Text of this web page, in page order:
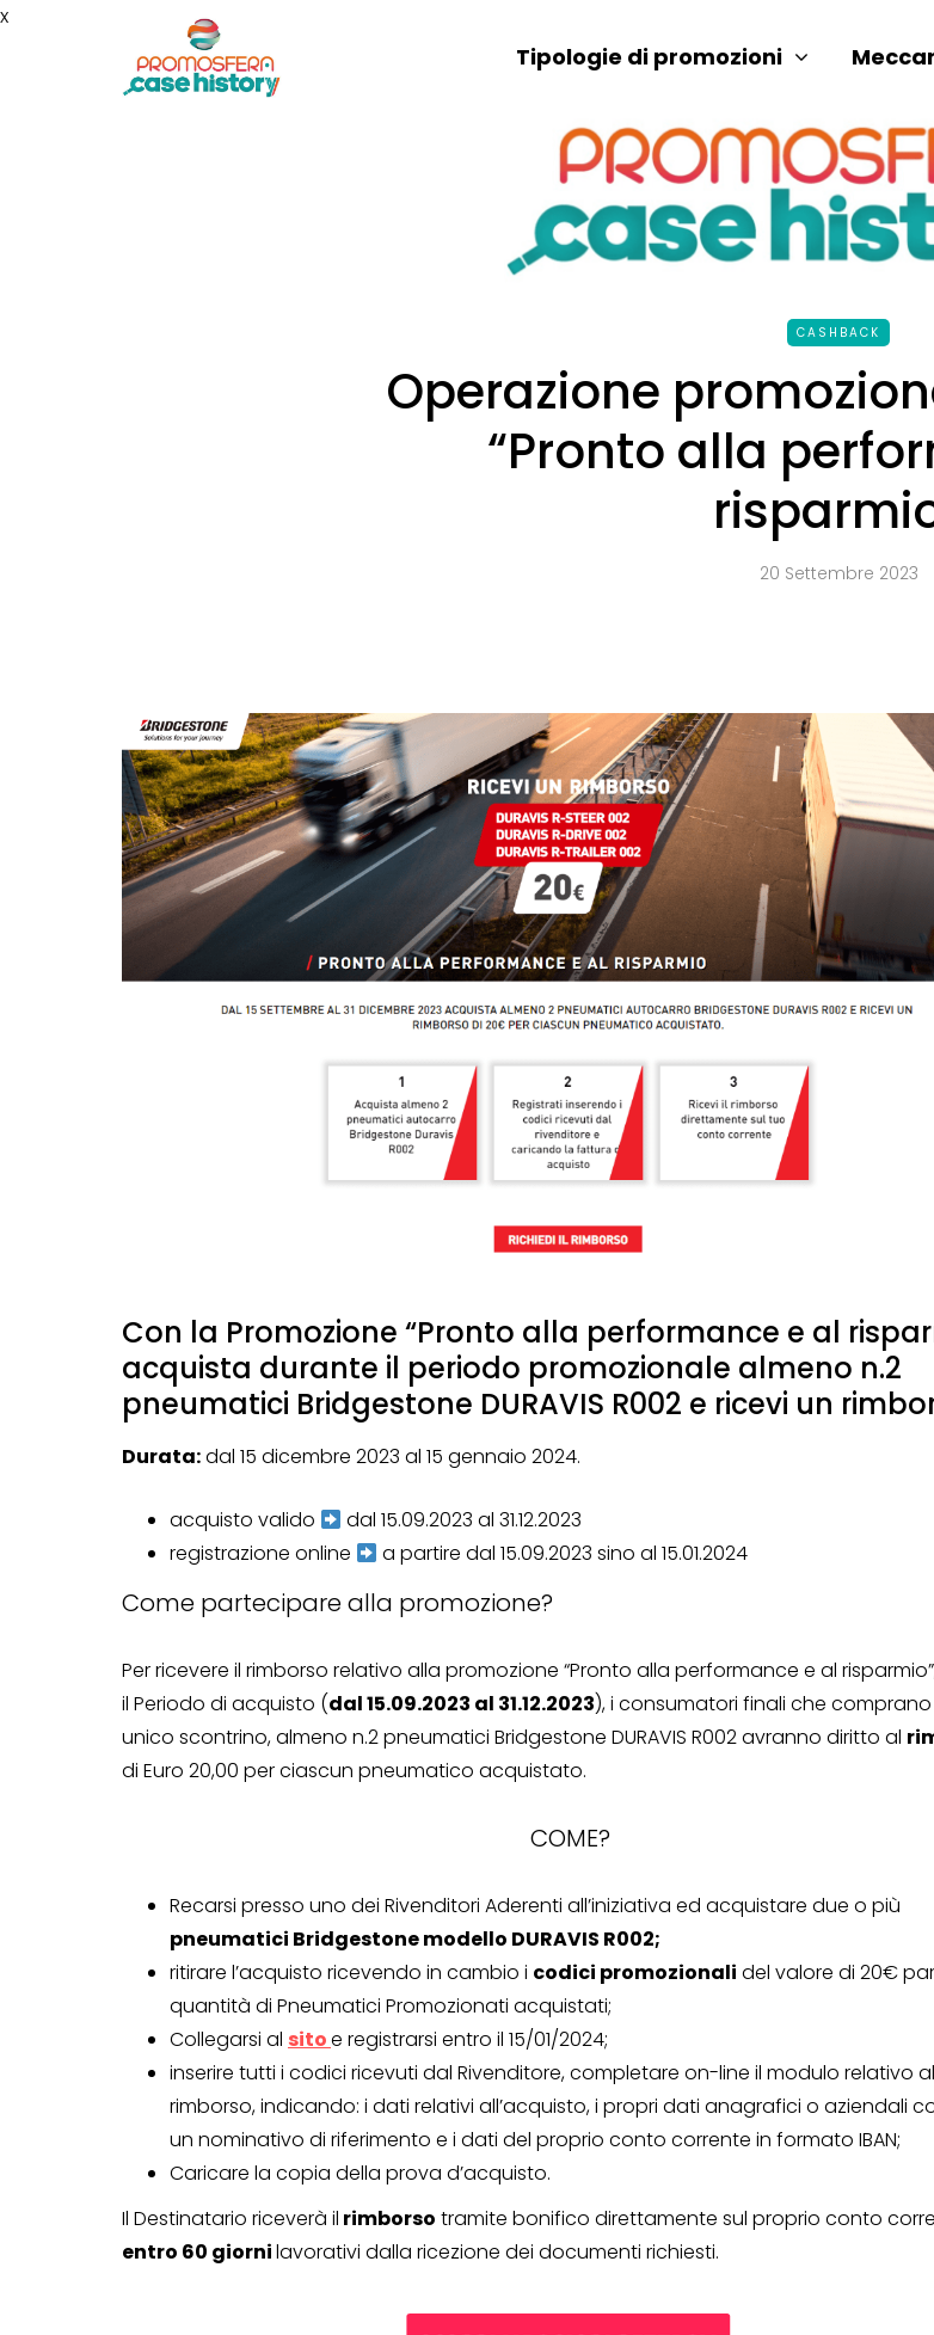
x
Tipologie di promozioni
CASHBACK
Operazione
“Pronto alla
20 Settembre 2023
Con la Promozione “Pronto alla performance e al
acquista durante il periodo promozionale almeno n.2
pneumatici Bridgestone DURAVIS R002 e ricevi un
Durata:dal 15 dicembre 2023 al 15 gennaio 2024.
acquisto valido
dal 15.09.2023 al 31.12.2023
registrazione online
a partire dal 15.09.2023 sino al 15.01.2024
Come partecipare alla promozione?
Per ricevere il rimborso relativo alla promozione “Pronto alla performance e al
il Periodo di acquisto (dal 15.09.2023 al 31.12.2023), i consumatori finali che
unico scontrino, almeno n.2 pneumatici Bridgestone DURAVIS R002 avranno diritto al
di Euro 20,00 per ciascun pneumatico acquistato.
COME?
Recarsi presso uno dei Rivenditori Aderenti all’iniziativa ed acquistare due o più
pneumatici Bridgestone modello DURAVIS R002;
ritirare l’acquisto ricevendo in cambio i codici promozionali del valore di 20€
quantità di Pneumatici Promozionati acquistati;
Collegarsi al sitoe registrarsi entro il 15/01/2024;
inserire tutti i codici ricevuti dal Rivenditore, completare on-line il modulo relativo al
rimborso, indicando: i dati relativi all’acquisto, i propri dati anagrafici o aziendali
un nominativo di riferimento e i dati del proprio conto corrente in formato IBAN;
Caricare la copia della prova d’acquisto.
Il Destinatario riceverà il rimborso tramite bonifico direttamente sul proprio conto
entro 60 giornilavorativi dalla ricezione dei documenti richiesti.
CONCORSI A PREMIO
CONCORSI CON ACQUISTO
Genertel e
OPERAZIONI A PREMIO